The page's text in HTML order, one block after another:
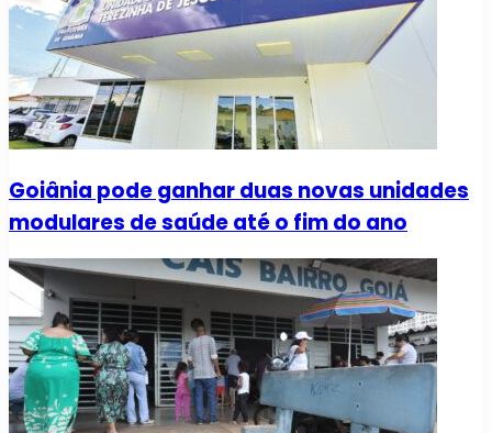
Goiânia pode ganhar duas novas unidades
modulares de saúde até o fim do ano